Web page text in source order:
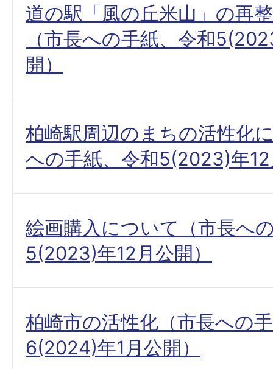
道の駅「風の丘米山」の再
（市長への手紙、令和
開）
柏崎駅周辺のまちの活性化
への手紙、令和5(2023)年
絵画購入について（市長へ
5(2023)年12月公開）
柏崎市の活性化（市長への
6(2024)年1月公開）